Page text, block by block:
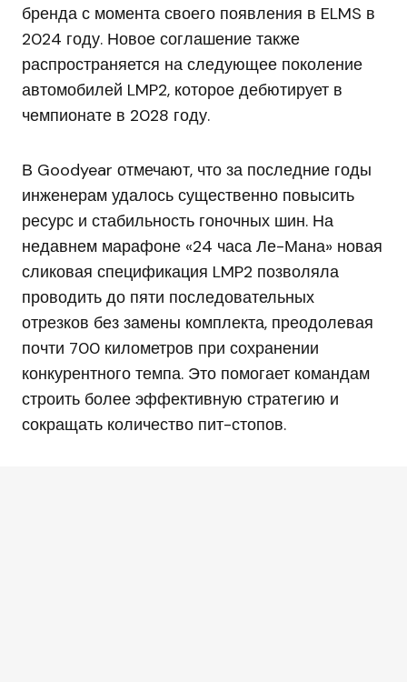
бренда с момента своего появления в ELMS в
2024 году. Новое соглашение также
распространяется на следующее поколение
автомобилей LMP2, которое дебютирует в
чемпионате в 2028 году.
В Goodyear отмечают, что за последние годы
инженерам удалось существенно повысить
ресурс и стабильность гоночных шин. На
недавнем марафоне «24 часа Ле-Мана» новая
сликовая спецификация LMP2 позволяла
проводить до пяти последовательных
отрезков без замены комплекта, преодолевая
почти 700 километров при сохранении
конкурентного темпа. Это помогает командам
строить более эффективную стратегию и
сокращать количество пит-стопов.